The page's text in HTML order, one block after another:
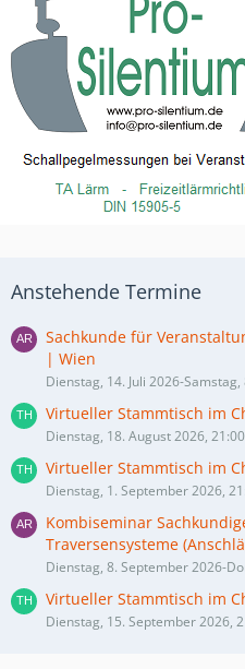
Anstehende Termine
Sachkunde für
| Wien
Dienstag, 14. Juli 2026-
Virtueller Stammtisch im
Dienstag, 18. August 2026,
Virtueller Stammtisch im
Dienstag, 1. September 2026,
Kombiseminar
Traversensysteme
Dienstag, 8. September 2026-
Virtueller Stammtisch im
Dienstag, 15. September 2026,